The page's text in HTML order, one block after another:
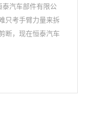
汽车部件有限公
只考手臂力量来拆
断，现在恒泰汽车